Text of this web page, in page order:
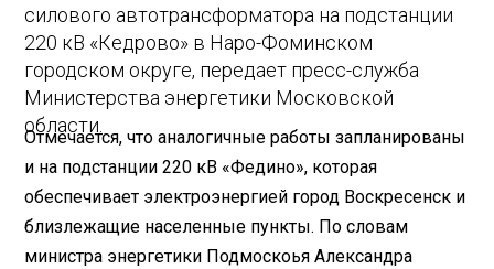
силового автотрансформатора на подстанции
220 кВ «Кедрово» в Наро-Фоминском
городском округе, передает пресс-служба
Министерства энергетики Московской
области.
Отмечается, что аналогичные работы запланированы
и на подстанции 220 кВ «Федино», которая
обеспечивает электроэнергией город Воскресенск и
близлежащие населенные пункты. По словам
министра энергетики Подмоскоья Александра